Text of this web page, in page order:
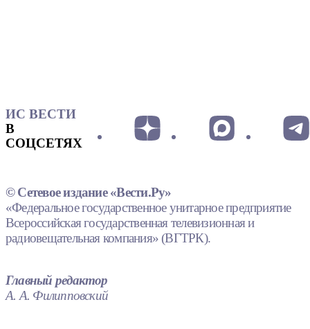
ИС ВЕСТИ
В
СОЦСЕТЯХ
© Сетевое издание «Вести.Ру»
«Федеральное государственное унитарное предприятие
Всероссийская государственная телевизионная и
радиовещательная компания» (ВГТРК).
Главный редактор
А. А. Филипповский